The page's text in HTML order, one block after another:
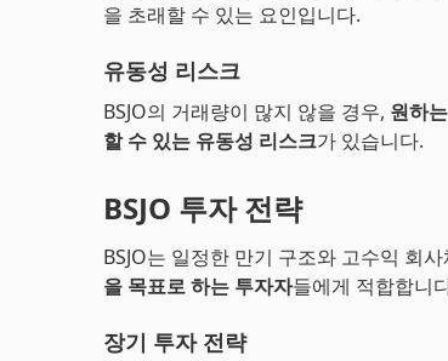
을 초래할 수 있는 요인입니다.
유동성 리스크
BSJO의 거래량이 많지 않을 경우, 원하
할 수 있는 유동성 리스크가 있습니다.
BSJO 투자 전략
BSJO는 일정한 만기 구조와 고수익 회
을 목표로 하는 투자자들에게 적합합니
장기 투자 전략